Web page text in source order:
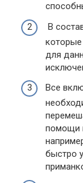
В
для
Все
помощи
быстро